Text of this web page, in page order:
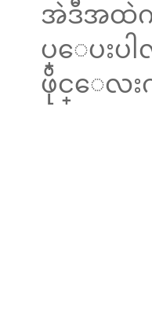
အဲဒီအထဲက
ပ္ေပးပါ
ဖိုင္ေလး